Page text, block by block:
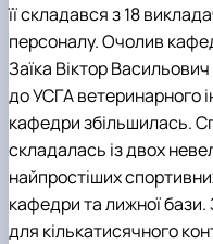
її складався з 18
персоналу. Очолив
Заїка Віктор
до УСГА ветеринарного
кафедри збільшилась.
складалась із двох
найпростіших
кафедри та лижної бази.
для кількатисячного